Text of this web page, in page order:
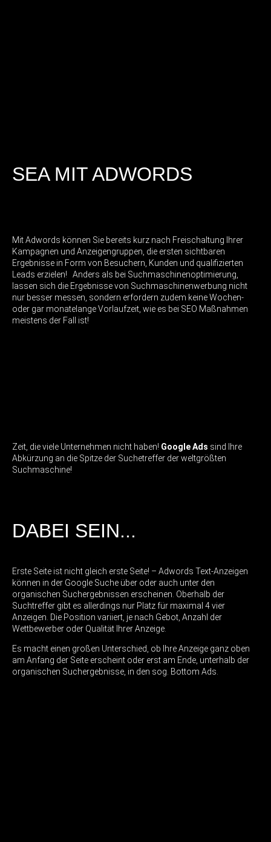
SEA MIT ADWORDS
Mit Adwords können Sie bereits kurz nach Freischaltung Ihrer
Kampagnen und Anzeigengruppen, die ersten sichtbaren
Ergebnisse in Form von Besuchern, Kunden und qualifizierten
Leads erzielen! Anders als bei Suchmaschinenoptimierung,
lassen sich die Ergebnisse von Suchmaschinenwerbung nicht
nur besser messen, sondern erfordern zudem keine Wochen-
oder gar monatelange Vorlaufzeit, wie es bei SEO Maßnahmen
meistens der Fall ist!
Zeit, die viele Unternehmen nicht haben! Google Ads sind Ihre
Abkürzung an die Spitze der Suchetreffer der weltgrößten
Suchmaschine!
DABEI SEIN...
Erste Seite ist nicht gleich erste Seite! – Adwords Text-Anzeigen
können in der Google Suche über oder auch unter den
organischen Suchergebnissen erscheinen. Oberhalb der
Suchtreffer gibt es allerdings nur Platz für maximal 4 vier
Anzeigen. Die Position variiert, je nach Gebot, Anzahl der
Wettbewerber oder Qualität Ihrer Anzeige.
Es macht einen großen Unterschied, ob Ihre Anzeige ganz oben
am Anfang der Seite erscheint oder erst am Ende, unterhalb der
organischen Suchergebnisse, in den sog. Bottom Ads.